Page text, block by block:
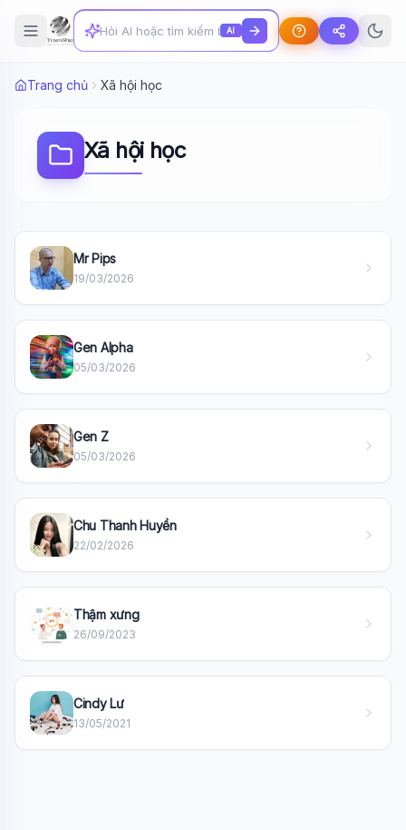
AI
Trang chủ Xã hội học
Xã hội học
Mr Pips
19/03/2026
Gen Alpha
05/03/2026
Gen Z
05/03/2026
Chu Thanh Huyền
22/02/2026
Thậm xưng
26/09/2023
Cindy Lư
13/05/2021
🤖Sẵn sàng hỗ trợ
Xin chào!
Tôi là trợ lý AI của TuDienWiki. Hãy hỏi tôi bất kỳ điều gì
🪐 Sao Mộc là gì?
🔬 Albert Einstein